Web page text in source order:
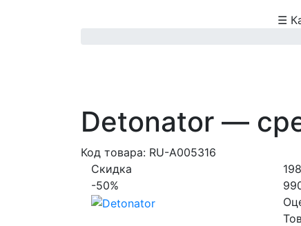
☰
Detonator —
Код товара: RU-A005316
Скидка
-50%